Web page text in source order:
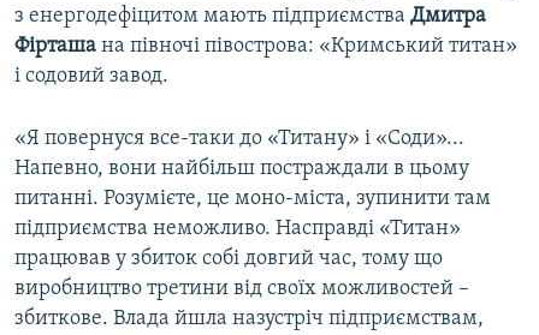
з енергодефіцитом мають підприємства Дмитра
Фірташа на півночі півострова: «Кримський титан»
і содовий завод.
«Я повернуся все-таки до «Титану» і «Соди»...
Напевно, вони найбільш постраждали в цьому
питанні. Розумієте, це моно-міста, зупинити там
підприємства неможливо. Насправді «Титан»
працював у збиток собі довгий час, тому що
виробництво третини від своїх можливостей –
збиткове. Влада йшла назустріч підприємствам,